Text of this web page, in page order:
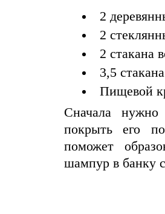
2
2
2 стакана
3,5
Пищевой
Сначала
покрыть его
поможет
шампур в банку